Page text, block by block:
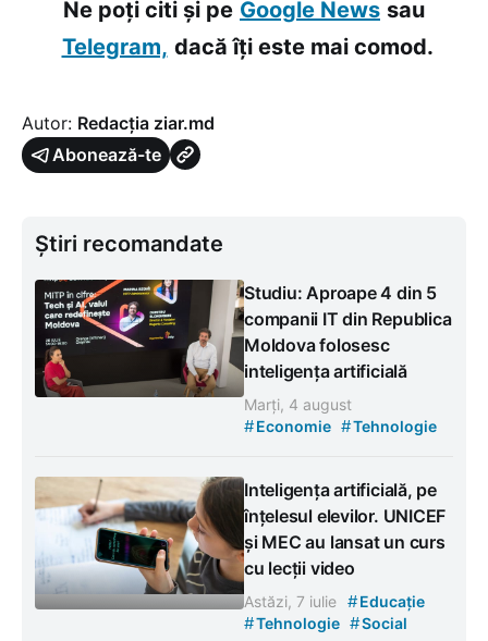
Ne poți citi și pe Google News sau
Telegram, dacă îți este mai comod.
Autor: Redacția ziar.md
Abonează-te
Știri recomandate
Studiu: Aproape 4 din 5
companii IT din Republica
Moldova folosesc
inteligența artificială
Marți, 4 august
#Economie #Tehnologie
Inteligența artificială, pe
înțelesul elevilor. UNICEF
și MEC au lansat un curs
cu lecții video
Astăzi, 7 iulie #Educație
#Tehnologie #Social